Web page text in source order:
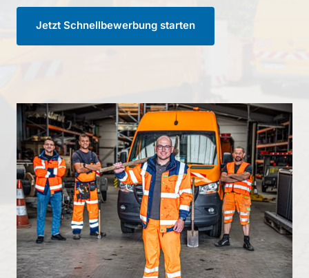
Jetzt Schnellbewerbung starten